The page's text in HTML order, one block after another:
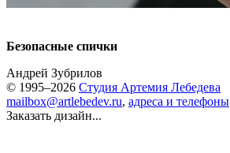
Безопасные спички
Андрей Зубрилов
© 1995–2026 Студия Артемия Лебедева
mailbox@artlebedev.ru, адреса и телефоны
Заказать дизайн...